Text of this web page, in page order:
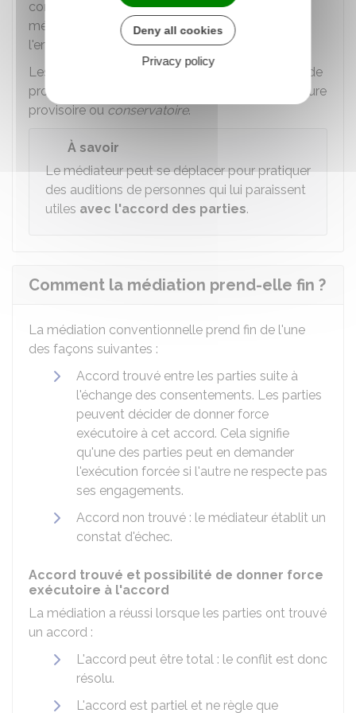
communiquées à des personnes extérieures à la
médiation, par exemple à certains salariés de
l'entreprise.
Les parties peuvent toujours demander au juge de
prononcer une
ou une mesure
provisoire ou conservatoire.
À savoir
Le médiateur peut se déplacer pour pratiquer
des auditions de personnes qui lui paraissent
utiles avec l'accord des parties.
Comment la médiation prend-elle fin ?
La médiation conventionnelle prend fin de l'une
des façons suivantes :
Accord trouvé entre les parties suite à
l'échange des consentements. Les parties
peuvent décider de donner force
exécutoire à cet accord. Cela signifie
qu'une des parties peut en demander
l'exécution forcée si l'autre ne respecte pas
ses engagements.
Accord non trouvé : le médiateur établit un
constat d'échec.
Accord trouvé et possibilité de donner force
exécutoire à l'accord
La médiation a réussi lorsque les parties ont trouvé
un accord :
L'accord peut être total : le conflit est donc
résolu.
L'accord est partiel et ne règle que
Deny all cookies
Privacy policy